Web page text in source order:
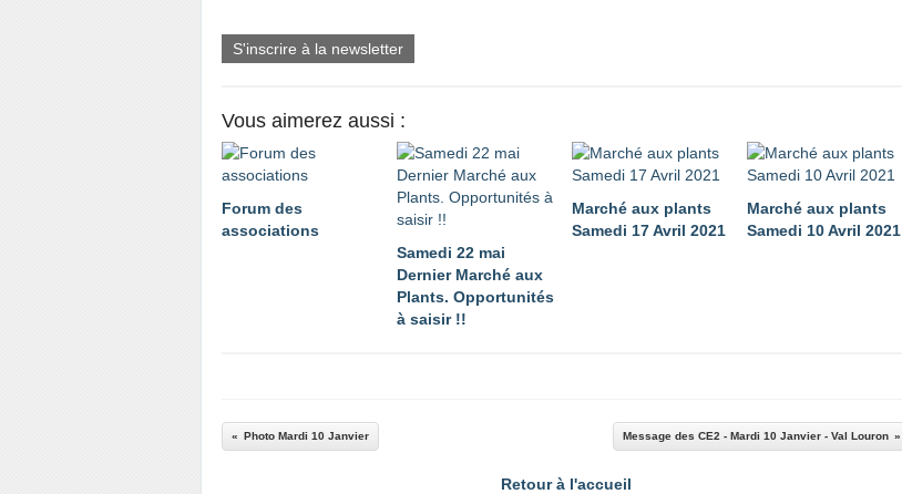
S'inscrire à la newsletter
Vous aimerez aussi :
Forum des
associations
Samedi 22 mai
Dernier Marché aux
Plants. Opportunités
à saisir !!
Marché aux plants
Samedi 17 Avril 2021
Marché aux plants
Samedi 10 Avril 2021
Photo Mardi 10 Janvier Message des CE2 - Mardi 10 Janvier - Val Louron
Retour à l'accueil